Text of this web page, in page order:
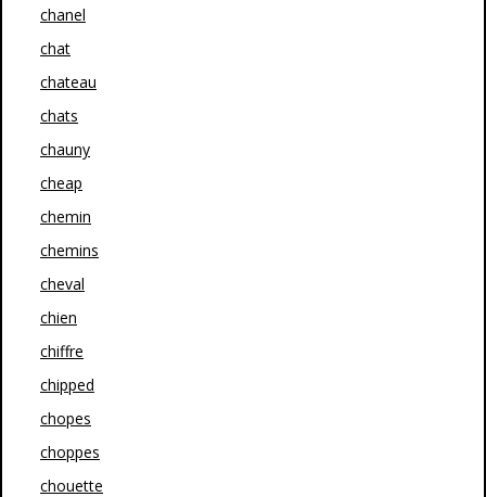
chanel
chat
chateau
chats
chauny
cheap
chemin
chemins
cheval
chien
chiffre
chipped
chopes
choppes
chouette